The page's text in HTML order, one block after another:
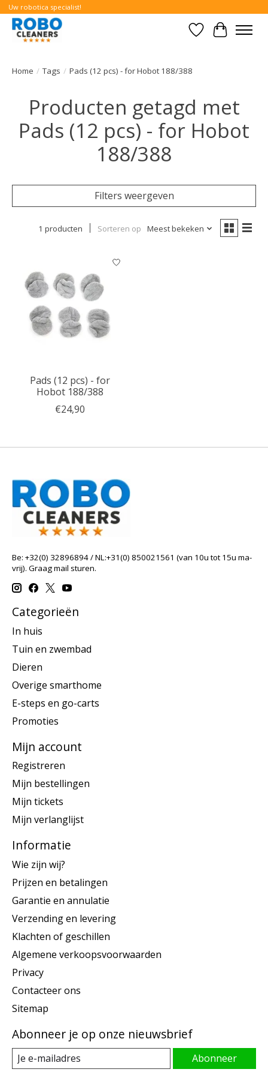
Uw robotica specialist!
Verlanglijst
Home / Tags / Pads (12 pcs) - for Hobot 188/388
Producten getagd met
Pads (12 pcs) - for Hobot
188/388
Filters weergeven
1 producten Sorteren op Meest bekeken
Pads (12 pcs) - for
Hobot 188/388
€24,90
Be: +32(0) 32896894 / NL:+31(0) 850021561 (van 10u tot 15u ma-
vrij). Graag mail sturen.
Categorieën
In huis
Tuin en zwembad
Dieren
Overige smarthome
E-steps en go-carts
Promoties
Mijn account
Registreren
Mijn bestellingen
Mijn tickets
Mijn verlanglijst
Informatie
Wie zijn wij?
Prijzen en betalingen
Garantie en annulatie
Verzending en levering
Klachten of geschillen
Algemene verkoopsvoorwaarden
Privacy
Contacteer ons
Sitemap
Abonneer je op onze nieuwsbrief
Abonneer